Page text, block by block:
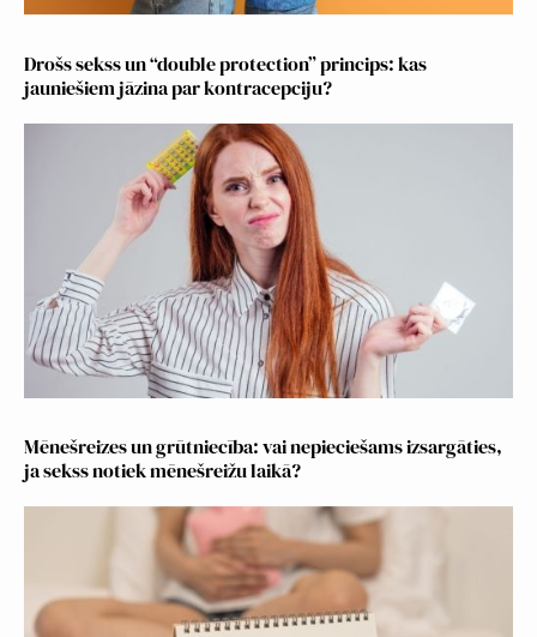
Drošs sekss un “double protection” princips: kas
jauniešiem jāzina par kontracepciju?
Mēnešreizes un grūtniecība: vai nepieciešams izsargāties,
ja sekss notiek mēnešreižu laikā?